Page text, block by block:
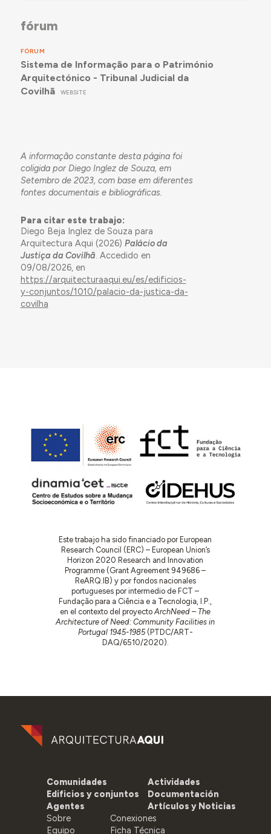
fórum
FÓRUM
Sistema de Informação para o Património
Arquitectónico - Tribunal Judicial da
Covilhã
WEBSITE
A informação constante desta página foi
coligida por Diego Inglez de Souza, em
Setembro de 2023, com base em diferentes
fontes documentais e bibliográficas.
Para citar este trabajo:
Diego Beja Inglez de Souza para
Arquitectura Aqui (2026) Palácio da
Justiça da Covilhã. Accedido en
09/08/2026, en
https://arquitecturaaqui.eu/es/edificios-
y-conjuntos/1010/palacio-da-justica-da-
covilha
Este trabajo ha sido financiado por European
Research Council (ERC) – European Union’s
Horizon 2020 Research and Innovation
Programme (Grant Agreement 949686 –
ReARQ.IB) y por fondos nacionales
portugueses por intermedio de FCT –
Fundação para a Ciência e a Tecnologia, I.P.,
en el contexto del proyectoArchNeed – The
Architecture of Need: Community Facilities in
Portugal 1945-1985(PTDC/ART-
DAQ/6510/2020).
Comunidades
Edificios y conjuntos
Agentes
Actividades
Documentación
Artículos y Noticias
Sobre
Equipo
Conexiones
Ficha Técnica